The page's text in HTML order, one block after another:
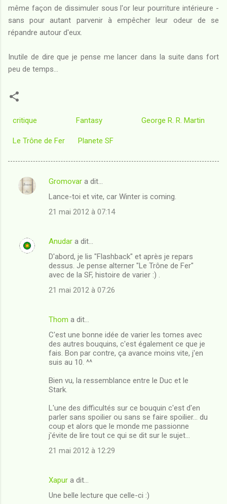
même façon de dissimuler sous l'or leur pourriture intérieure -
sans pour autant parvenir à empêcher leur odeur de se
répandre autour d'eux.
Inutile de dire que je pense me lancer dans la suite dans fort
peu de temps...
critique Fantasy George R. R. Martin
Le Trône de Fer Planete SF
C
e
Gromovar a dit…
Lance-toi et vite, car Winter is coming.
21 mai 2012 à 07:14
Anudar a dit…
D'abord, je lis "Flashback" et après je repars
dessus. Je pense alterner "Le Trône de Fer"
avec de la SF, histoire de varier :) .
21 mai 2012 à 07:26
Thom a dit…
C'est une bonne idée de varier les tomes avec
des autres bouquins, c'est également ce que je
fais. Bon par contre, ça avance moins vite, j'en
suis au 10. ^^
Bien vu, la ressemblance entre le Duc et le
Stark.
L'une des difficultés sur ce bouquin c'est d'en
parler sans spoilier ou sans se faire spoilier... du
coup et alors que le monde me passionne
j'évite de lire tout ce qui se dit sur le sujet...
21 mai 2012 à 12:29
Xapur a dit…
Une belle lecture que celle-ci :)